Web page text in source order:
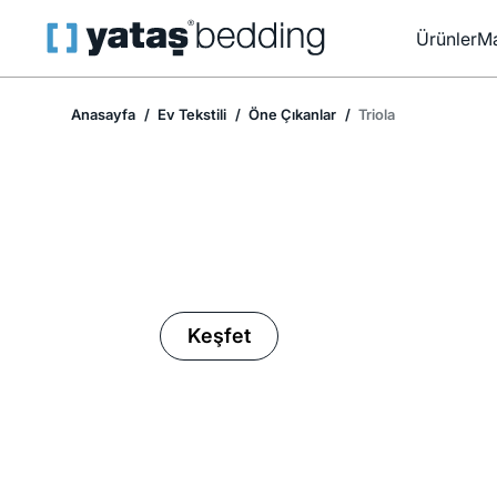
Ürünler
Anasayfa Ev Tekstili Öne Çıkanlar Triola
Keşfet